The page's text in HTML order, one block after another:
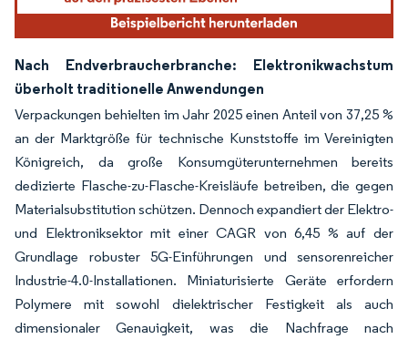
Nach Endverbraucherbranche: Elektronikwachstum
überholt traditionelle Anwendungen
Verpackungen behielten im Jahr 2025 einen Anteil von 37,25 %
an der Marktgröße für technische Kunststoffe im Vereinigten
Königreich, da große Konsumgüterunternehmen bereits
dedizierte Flasche-zu-Flasche-Kreisläufe betreiben, die gegen
Materialsubstitution schützen. Dennoch expandiert der Elektro-
und Elektroniksektor mit einer CAGR von 6,45 % auf der
Grundlage robuster 5G-Einführungen und sensorenreicher
Industrie-4.0-Installationen. Miniaturisierte Geräte erfordern
Polymere mit sowohl dielektrischer Festigkeit als auch
dimensionaler Genauigkeit, was die Nachfrage nach